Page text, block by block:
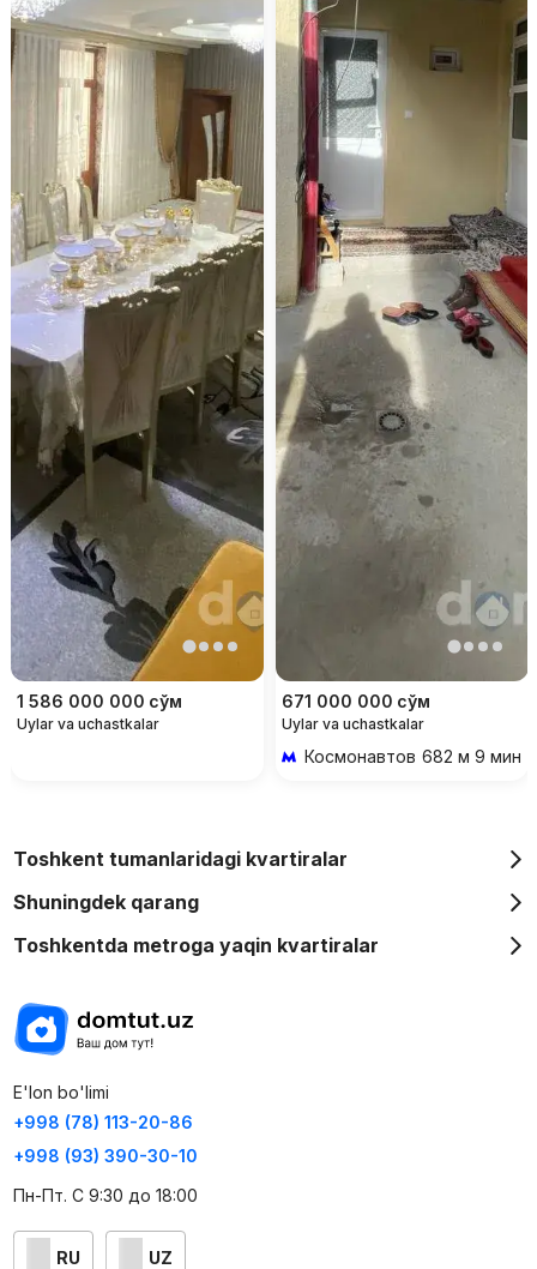
1 586 000 000 сўм
Uylar va uchastkalar
671 000 000 сўм
Uylar va uchastkalar
Космонавтов 682 м 9 мин
Toshkent tumanlaridagi kvartiralar
Shuningdek qarang
Toshkentda metroga yaqin kvartiralar
E'lon bo'limi
+998 (78) 113-20-86
+998 (93) 390-30-10
Пн-Пт. С 9:30 до 18:00
RU UZ